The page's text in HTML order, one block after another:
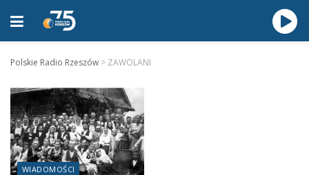
Polskie Radio Rzeszów > ZAWOLANI
WIADOMOŚCI